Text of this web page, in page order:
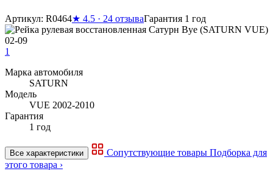
Артикул: R0464★ 4.5 · 24 отзываГарантия 1 год
1
Марка автомобиля
SATURN
Модель
VUE 2002-2010
Гарантия
1 год
Все характеристики Сопутствующие товары Подборка для
этого товара ›